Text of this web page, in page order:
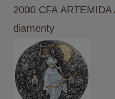
2000 CFA
diamenty